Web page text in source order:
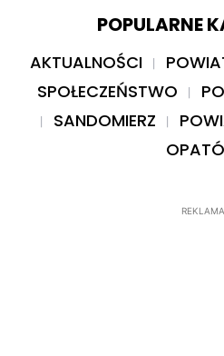
POPULARNE
AKTUALNOŚCI
SPOŁECZEŃSTWO
SANDOMIERZ
REKLAMA